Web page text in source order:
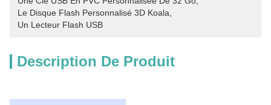
Le Disque Flash Personnalisé 3D Koala
Un Lecteur Flash USB
Description De Produit